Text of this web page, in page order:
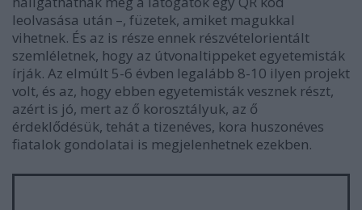
leolvasása után –, füzetek, amiket magukkal
vihetnek. És az is része ennek részvételorientált
szemléletnek, hogy az útvonaltippeket egyetemisták
írják. Az elmúlt 5-6 évben legalább 8-10 ilyen projekt
volt, és az, hogy ebben egyetemisták vesznek részt,
azért is jó, mert az ő korosztályuk, az ő
érdeklődésük, tehát a tizenéves, kora huszonéves
fiatalok gondolatai is megjelenhetnek ezekben.